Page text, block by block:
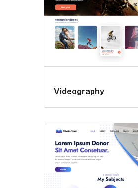
Videography